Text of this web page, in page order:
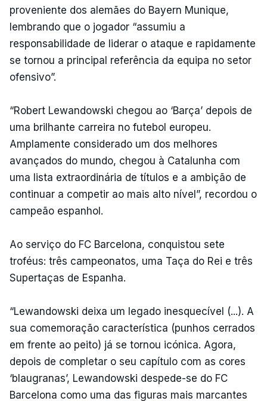
proveniente dos alemães do Bayern Munique,
lembrando que o jogador “assumiu a
responsabilidade de liderar o ataque e rapidamente
se tornou a principal referência da equipa no setor
ofensivo”.
“Robert Lewandowski chegou ao ‘Barça’ depois de
uma brilhante carreira no futebol europeu.
Amplamente considerado um dos melhores
avançados do mundo, chegou à Catalunha com
uma lista extraordinária de títulos e a ambição de
continuar a competir ao mais alto nível”, recordou o
campeão espanhol.
Ao serviço do FC Barcelona, conquistou sete
troféus: três campeonatos, uma Taça do Rei e três
Supertaças de Espanha.
“Lewandowski deixa um legado inesquecível (...). A
sua comemoração característica (punhos cerrados
em frente ao peito) já se tornou icónica. Agora,
depois de completar o seu capítulo com as cores
‘blaugranas’, Lewandowski despede-se do FC
Barcelona como uma das figuras mais marcantes